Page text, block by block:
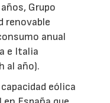
Grupo
renovable
anual
e Italia
al año).
eólica